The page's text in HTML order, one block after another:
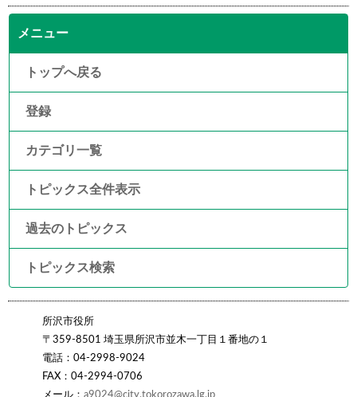
メニュー
トップへ戻る
登録
カテゴリ一覧
トピックス全件表示
過去のトピックス
トピックス検索
所沢市役所
〒359-8501 埼玉県所沢市並木一丁目１番地の１
電話：04-2998-9024
FAX：04-2994-0706